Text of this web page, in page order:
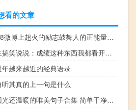
看的文章
2018微博上超火的励志鼓舞人的正能量说说
男生搞笑说说：成绩这种东西我都看开了，反正不能改变我帅的事实
年越来越近的经典语录
听其真的上一句是什么
比阳光还温暖的唯美句子合集 简单干净的唯美说说一句话